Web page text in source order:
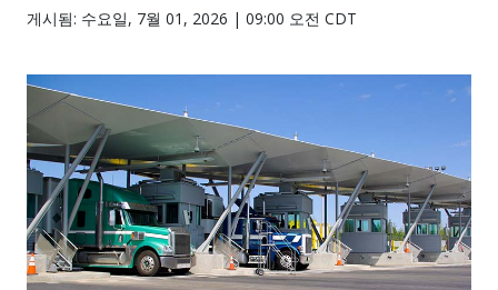
게시됨: 수요일, 7월 01, 2026 | 09:00 오전 CDT